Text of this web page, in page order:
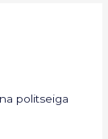
politseiga